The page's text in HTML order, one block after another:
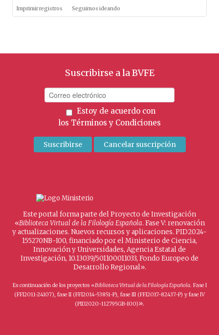
Imprimir registros Seguimos ideando
Suscribirse a la BVFE
Estoy de acuerdo con
los Términos y Condiciones
Este portal forma parte del Proyecto de Investigación
«Biblioteca Virtual de la Filología Española. Fase V: renovación
y actualizaciones. Nuevos recursos y aplicaciones. PID2024-
155270NB-I00, financiado por el Ministerio de Ciencia,
Innovación y Universidades, Agencia Estatal de
Investigación, 10.13039/501100011033, Fondo Europeo de
Desarrollo Regional».
Es continuación de los proyectos «Biblioteca Virtual de la Filología Española. Fase I
(FFI2011-24107), fase II (FFI2014-53851-P), fase III (FFI2017-82437-P) y fase IV
(PID2020-112795GB-I00)».